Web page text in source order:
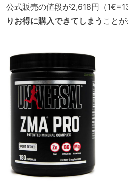
公式販売の値段が2,618円（
りお得に購入できてしまう こと